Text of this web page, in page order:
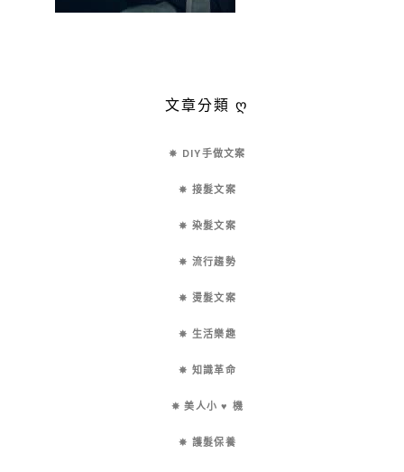
文章分類 ღ
✵ DIY手做文案
✵ 接髮文案
✵ 染髮文案
✵ 流行趨勢
✵ 燙髮文案
✵ 生活樂趣
✵ 知識革命
✵ 美人小 ♥ 機
✵ 護髮保養